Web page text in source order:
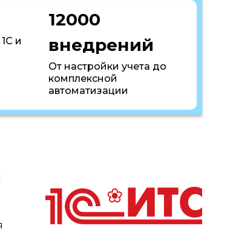
и
12000
внедрений
От настройки учета до
комплексной
автоматизации